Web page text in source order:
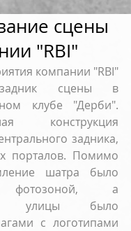
сцены
"RBI"
задник сцены в
клубе "Дерби".
конструкция
задника,
порталов. Помимо
шатра было
фотозоной, а
улицы было
с логотипами